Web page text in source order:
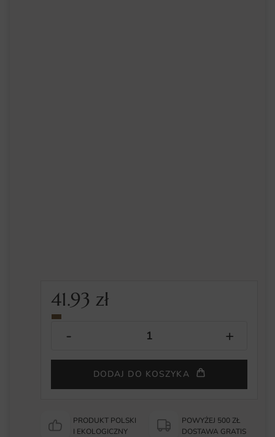
41.93zł
DODAJ DO KOSZYKA
PRODUKT POLSKI
I EKOLOGICZNY
POWYŻEJ 500 ZŁ
DOSTAWA GRATIS